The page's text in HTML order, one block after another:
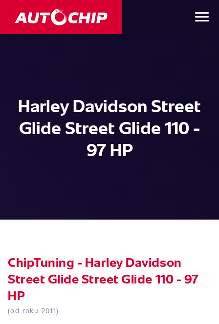
Harley Davidson Street
Glide Street Glide 110 -
97 HP
ChipTuning - Harley Davidson
Street Glide Street Glide 110 - 97
HP
(od roku 2011)